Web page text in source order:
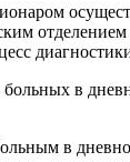
отделением
в
в